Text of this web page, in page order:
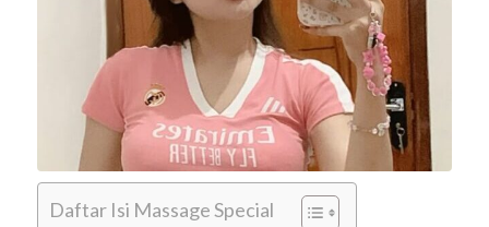
Daftar Isi Massage Special